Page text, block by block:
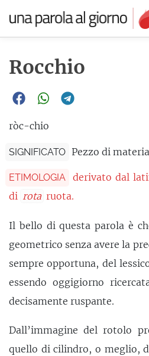
Rocchio
ròc-chio
SIGNIFICATO Pezzo di
ETIMOLOGIA derivato dal
di rota ruota.
Il bello di questa parola è
geometrico senza avere la
sempre opportuna, del
essendo oggigiorno
decisamente ruspante.
Dall’immagine del rotolo
quello di cilindro, o meglio,